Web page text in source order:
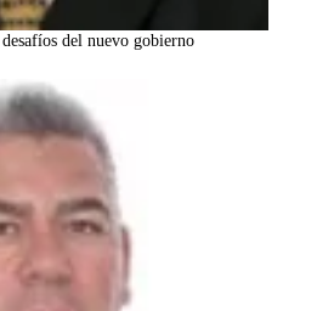
del nuevo gobierno